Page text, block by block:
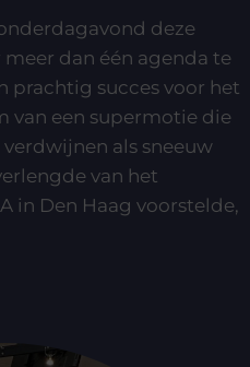
deze
dan één agenda te
prachtig succes voor het
van een supermotie die
als sneeuw
van het
in Den Haag voorstelde,